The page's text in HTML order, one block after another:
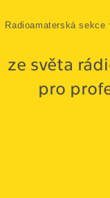
Radioamaterská sekce
ze světa
pro